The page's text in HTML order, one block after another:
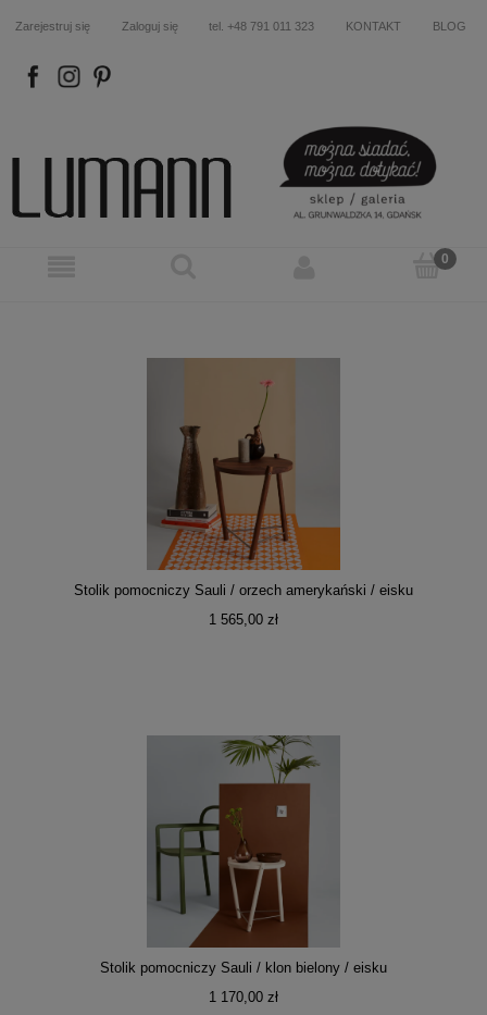
Zarejestruj się Zaloguj się tel. +48 791 011 323 KONTAKT BLOG
FB IN P
Stolik pomocniczy Sauli / orzech amerykański / eisku
1 565,00 zł
Stolik pomocniczy Sauli / klon bielony / eisku
1 170,00 zł